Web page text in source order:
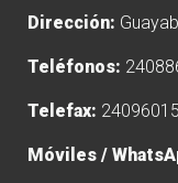
Dirección:
Teléfonos:
Telefax:
Móviles /